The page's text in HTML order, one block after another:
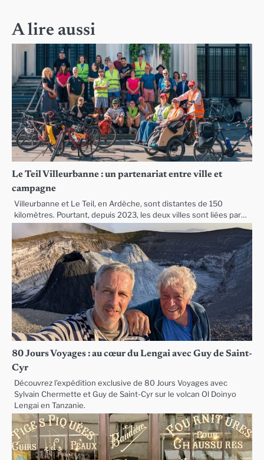
A lire aussi
Le Teil Villeurbanne : un partenariat entre ville et
campagne
Villeurbanne et Le Teil, en Ardèche, sont distantes de 150
kilomètres. Pourtant, depuis 2023, les deux villes sont liées par…
80 Jours Voyages : au cœur du Lengai avec Guy de Saint-
Cyr
Découvrez l’expédition exclusive de 80 Jours Voyages avec
Sylvain Chermette et Guy de Saint-Cyr sur le volcan Ol Doinyo
Lengai en Tanzanie.